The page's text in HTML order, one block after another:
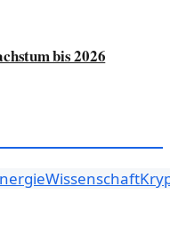
bis 2026
Wissenschaft